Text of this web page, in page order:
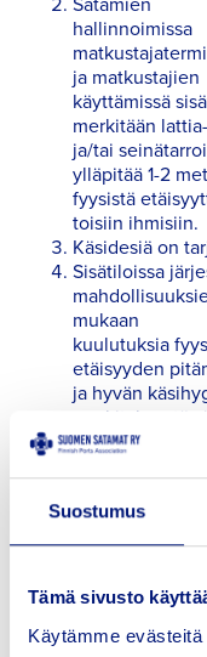
Suostumus
Tämä sivusto
Käytämme
hallinnoimissa
ja matkustajien
käyttämissä
merkitään lattia-
ja/tai
ylläpitää 1-2
fyysistä
toisiin ihmisiin.
Käsidesiä on
Sisätiloissa
mukaan
kuulutuksia
etäisyyden
ja hyvän
merkityksestä
leviämisen
ohjeistuksesta
materiaalista.
ja sen
tuntumassa
eri